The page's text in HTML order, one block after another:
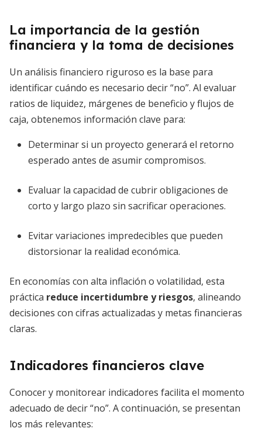
La importancia de la gestión
financiera y la toma de decisiones
Un análisis financiero riguroso es la base para
identificar cuándo es necesario decir “no”. Al evaluar
ratios de liquidez, márgenes de beneficio y flujos de
caja, obtenemos información clave para:
Determinar si un proyecto generará el retorno
esperado antes de asumir compromisos.
Evaluar la capacidad de cubrir obligaciones de
corto y largo plazo sin sacrificar operaciones.
Evitar variaciones impredecibles que pueden
distorsionar la realidad económica.
En economías con alta inflación o volatilidad, esta
práctica reduce incertidumbre y riesgos, alineando
decisiones con cifras actualizadas y metas financieras
claras.
Indicadores financieros clave
Conocer y monitorear indicadores facilita el momento
adecuado de decir “no”. A continuación, se presentan
los más relevantes: